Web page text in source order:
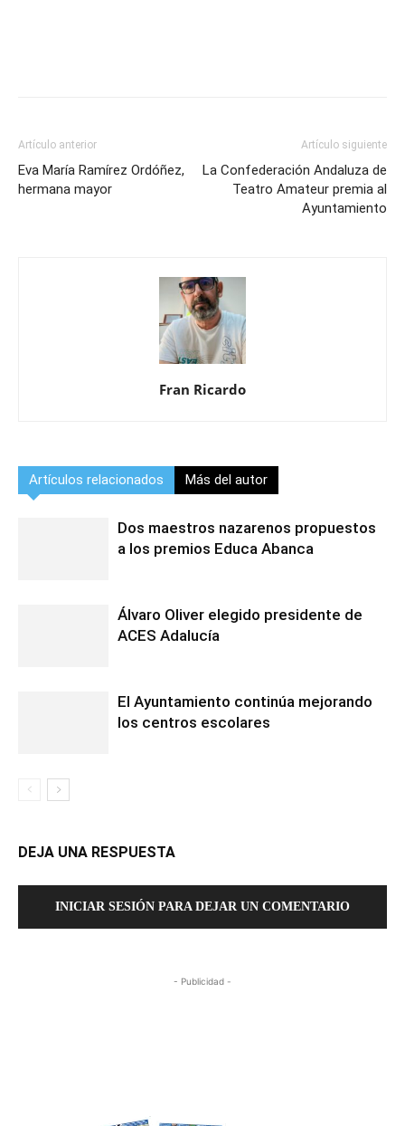
Artículo anterior
Eva María Ramírez Ordóñez,
hermana mayor
Artículo siguiente
La Confederación Andaluza de
Teatro Amateur premia al
Ayuntamiento
Fran Ricardo
Artículos relacionados Más del autor
Dos maestros nazarenos propuestos
a los premios Educa Abanca
Álvaro Oliver elegido presidente de
ACES Adalucía
El Ayuntamiento continúa mejorando
los centros escolares
DEJA UNA RESPUESTA
INICIAR SESIÓN PARA DEJAR UN COMENTARIO
- Publicidad -